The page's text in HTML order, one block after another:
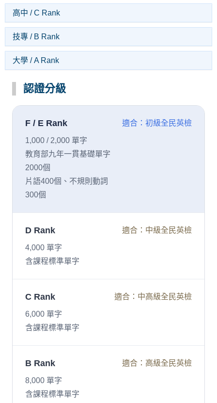
高中 / C Rank
技專 / B Rank
大學 / A Rank
認證分級
F / E Rank
1,000 / 2,000 單字
教育部九年一貫基礎單字
2000個
片語400個、不規則動詞
300個
適合：初級全民英檢
D Rank
4,000 單字
含課程標準單字
適合：中級全民英檢
C Rank
6,000 單字
含課程標準單字
適合：中高級全民英檢
B Rank
8,000 單字
含課程標準單字
適合：高級全民英檢